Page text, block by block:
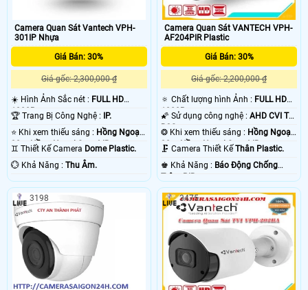
Camera Quan Sát Vantech VPH-
301IP Nhựa
Giá Bán: 30%
Giá gốc: 2,300,000 ₫
☀️ Hình Ảnh Sắc nét : FULL HD
1080P .
🏆 Trang Bị Công Nghệ : IP.
⭐ Khi xem thiếu sáng : Hồng Ngoại
30m Hồng Ngoại Smart IR.
♊ Thiết Kế Camera Dome Plastic.
️💮 Khả Năng : Thu Âm.
Camera Quan Sát VANTECH VPH-
AF204PIR Plastic
Giá Bán: 30%
Giá gốc: 2,200,000 ₫
🔅 Chất lượng hình Ảnh : FULL HD
1080P .
🌠 Sử dụng công nghệ :AHD CVI TVI
BCS.
❂ Khi xem thiếu sáng : Hồng Ngoại
30m Hồng Ngoại Smart IR.
🗜️ Camera Thiết KếThân Plastic.
️♚ Khả Năng : Báo Động Chống
Trộm PIR.
3198 3475